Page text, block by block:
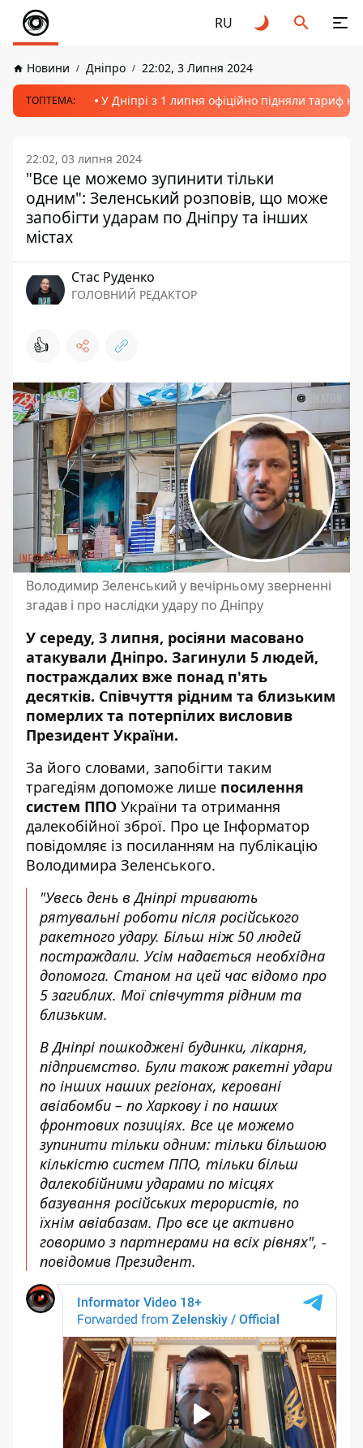
RU
Новини Дніпро 22:02, 3 Липня 2024
ТОПТЕМА: У Дніпрі з 1 липня офіційно підняли тариф
22:02, 03 липня 2024
"Все це можемо зупинити тільки
одним": Зеленський розповів, що може
запобігти ударам по Дніпру та інших
містах
Стас Руденко
ГОЛОВНИЙ РЕДАКТОР
👍
Володимир Зеленський у вечірньому зверненні
згадав і про наслідки удару по Дніпру
У середу, 3 липня, росіяни масовано
атакували Дніпро. Загинули 5 людей,
постраждалих вже понад п'ять
десятків. Співчуття рідним та близьким
померлих та потерпілих висловив
Президент України.
За його словами, запобігти таким
трагедіям допоможе лише посилення
систем ППО України та отримання
далекобійної зброї. Про це Інформатор
повідомляє із посиланням на публікацію
Володимира Зеленського.
"Увесь день в Дніпрі тривають
рятувальні роботи після російського
ракетного удару. Більш ніж 50 людей
постраждали. Усім надається необхідна
допомога. Станом на цей час відомо про
5 загиблих. Мої співчуття рідним та
близьким.
В Дніпрі пошкоджені будинки, лікарня,
підприємство. Були також ракетні удари
по інших наших регіонах, керовані
авіабомби – по Харкову і по наших
фронтових позиціях. Все це можемо
зупинити тільки одним: тільки більшою
кількістю систем ППО, тільки більш
далекобійними ударами по місцях
базування російських терористів, по
їхнім авіабазам. Про все це активно
говоримо з партнерами на всіх рівнях", -
повідомив Президент.